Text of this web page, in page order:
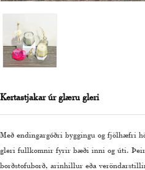
Kertastjakar úr glæru gleri
Með endingargóðri byggingu og fjölhæfri
gleri fullkomnir fyrir bæði inni og úti.
borðstofuborð, arinhillur eða